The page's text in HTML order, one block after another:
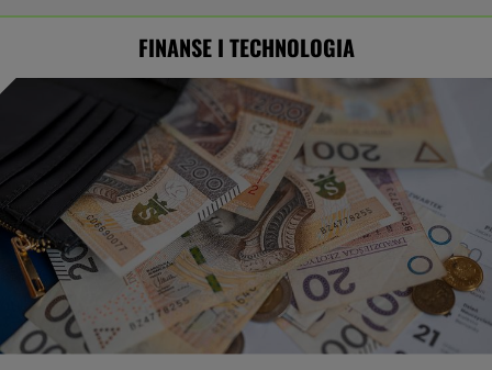
FINANSE I TECHNOLOGIA